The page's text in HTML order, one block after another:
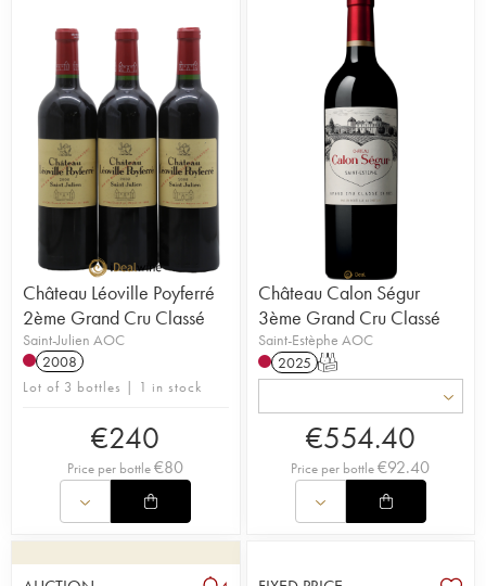
Château Léoville Poyferré
2ème Grand Cru Classé
Saint-Julien AOC
2008
Lot of 3 bottles | 1 in stock
€240
Price per bottle€80
Château Calon Ségur
3ème Grand Cru Classé
Saint-Estèphe AOC
2025 T
€554.40
Price per bottle€92.40